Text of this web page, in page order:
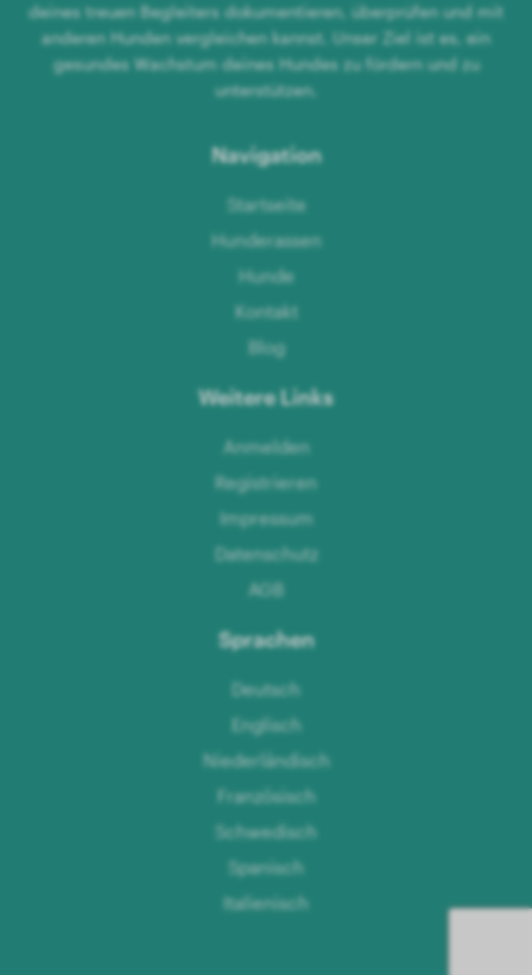
deines treuen Begleiters dokumentieren, überprüfen und mit
anderen Hunden vergleichen kannst. Unser Ziel ist es, ein
gesundes Wachstum deines Hundes zu fördern und zu
unterstützen.
Navigation
Startseite
Hunderassen
Hunde
Kontakt
Blog
Weitere Links
Anmelden
Registrieren
Impressum
Datenschutz
AGB
Sprachen
Deutsch
Englisch
Niederländisch
Französisch
Schwedisch
Spanisch
Italienisch